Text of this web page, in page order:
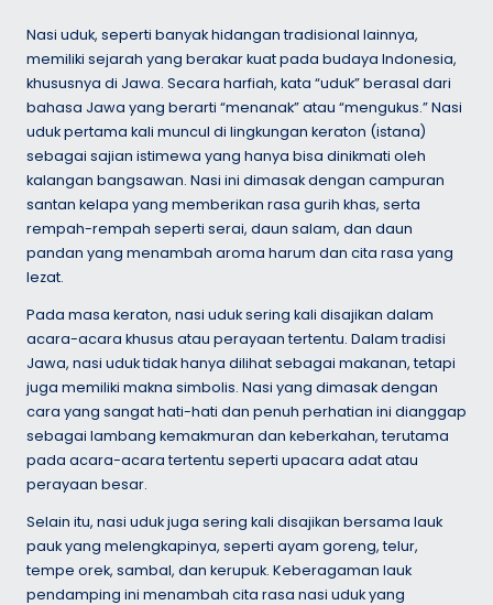
Nasi uduk, seperti banyak hidangan tradisional lainnya,
memiliki sejarah yang berakar kuat pada budaya Indonesia,
khususnya di Jawa. Secara harfiah, kata “uduk” berasal dari
bahasa Jawa yang berarti “menanak” atau “mengukus.” Nasi
uduk pertama kali muncul di lingkungan keraton (istana)
sebagai sajian istimewa yang hanya bisa dinikmati oleh
kalangan bangsawan. Nasi ini dimasak dengan campuran
santan kelapa yang memberikan rasa gurih khas, serta
rempah-rempah seperti serai, daun salam, dan daun
pandan yang menambah aroma harum dan cita rasa yang
lezat.
Pada masa keraton, nasi uduk sering kali disajikan dalam
acara-acara khusus atau perayaan tertentu. Dalam tradisi
Jawa, nasi uduk tidak hanya dilihat sebagai makanan, tetapi
juga memiliki makna simbolis. Nasi yang dimasak dengan
cara yang sangat hati-hati dan penuh perhatian ini dianggap
sebagai lambang kemakmuran dan keberkahan, terutama
pada acara-acara tertentu seperti upacara adat atau
perayaan besar.
Selain itu, nasi uduk juga sering kali disajikan bersama lauk
pauk yang melengkapinya, seperti ayam goreng, telur,
tempe orek, sambal, dan kerupuk. Keberagaman lauk
pendamping ini menambah cita rasa nasi uduk yang